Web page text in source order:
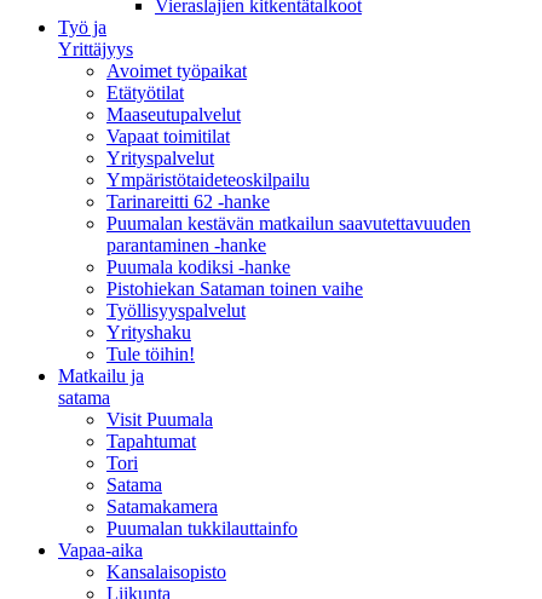
Vieraslajien kitkentätalkoot
Työ ja
Yrittäjyys
Avoimet työpaikat
Etätyötilat
Maaseutupalvelut
Vapaat toimitilat
Yrityspalvelut
Ympäristötaideteoskilpailu
Tarinareitti 62 -hanke
Puumalan kestävän matkailun saavutettavuuden
parantaminen -hanke
Puumala kodiksi -hanke
Pistohiekan Sataman toinen vaihe
Työllisyyspalvelut
Yrityshaku
Tule töihin!
Matkailu ja
satama
Visit Puumala
Tapahtumat
Tori
Satama
Satamakamera
Puumalan tukkilauttainfo
Vapaa-aika
Kansalaisopisto
Liikunta